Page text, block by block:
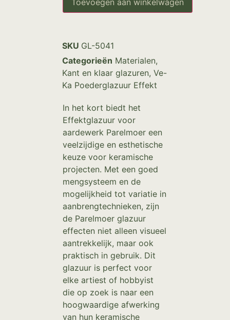
Toevoegen aan winkelwagen
SKU GL-5041
Categorieën Materialen,
Kant en klaar glazuren, Ve-
Ka Poederglazuur Effekt
In het kort biedt het
Effektglazuur voor
aardewerk Parelmoer een
veelzijdige en esthetische
keuze voor keramische
projecten. Met een goed
mengsysteem en de
mogelijkheid tot variatie in
aanbrengtechnieken, zijn
de Parelmoer glazuur
effecten niet alleen visueel
aantrekkelijk, maar ook
praktisch in gebruik. Dit
glazuur is perfect voor
elke artiest of hobbyist
die op zoek is naar een
hoogwaardige afwerking
van hun keramische